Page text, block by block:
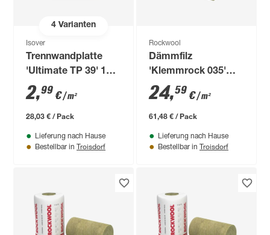
4Varianten
Isover
Trennwandplatte
'Ultimate TP 39' 12
Stück
2,99 €/ m²
28,03 € / Pack
Lieferung nach Hause
Bestellbar in Troisdorf
Rockwool
Dämmfilz
'Klemmrock 035'
250 x 100 x 18 cm
24,59 €/ m²
61,48 € / Pack
Lieferung nach Hause
Bestellbar in Troisdorf